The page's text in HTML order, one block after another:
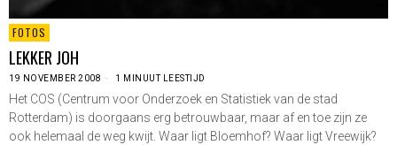
FOTOS
LEKKER JOH
19 NOVEMBER 2008 1 MINUUT LEESTIJD
Het COS (Centrum voor Onderzoek en Statistiek van de stad
Rotterdam) is doorgaans erg betrouwbaar, maar af en toe zijn ze
ook helemaal de weg kwijt. Waar ligt Bloemhof? Waar ligt Vreewijk?